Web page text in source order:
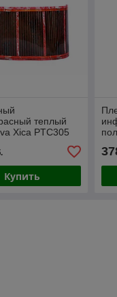
теплый
Xica PTC305
50см)
Купить